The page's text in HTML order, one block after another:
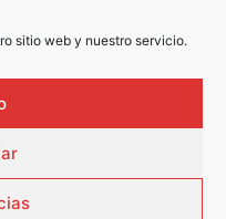
sitio web y nuestro servicio.